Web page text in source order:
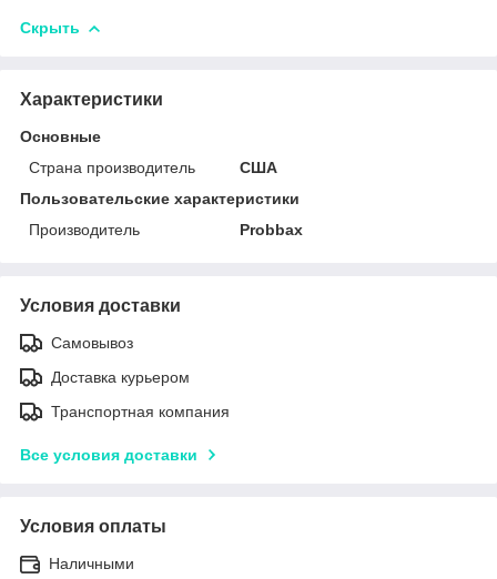
Скрыть
Характеристики
Основные
Страна производитель
США
Пользовательские характеристики
Производитель
Probbax
Условия доставки
Самовывоз
Доставка курьером
Транспортная компания
Все условия доставки
Условия оплаты
Наличными